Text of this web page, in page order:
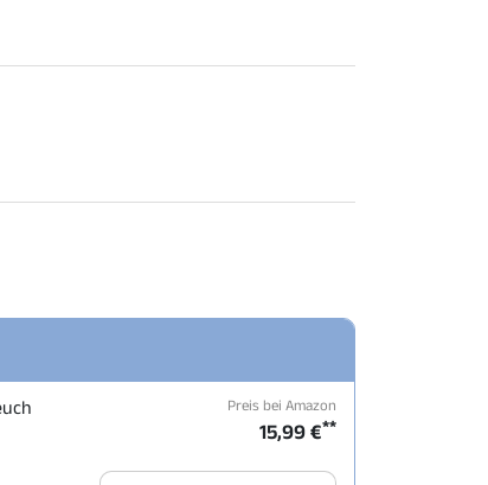
Preis bei Amazon
15,99 €**